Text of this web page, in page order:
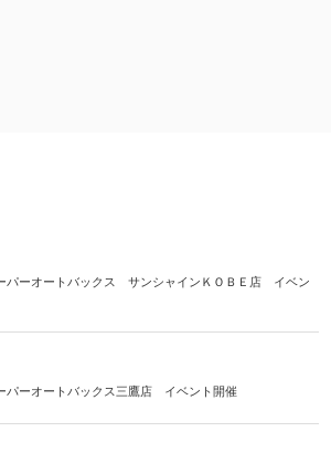
パーオートバックス サンシャインＫＯＢＥ店 イベン
パーオートバックス三鷹店 イベント開催